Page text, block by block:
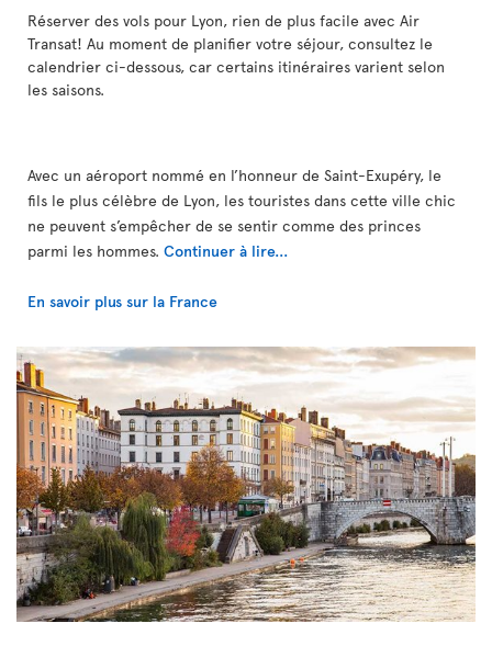
Réserver des vols pour Lyon, rien de plus facile avec Air
Transat! Au moment de planifier votre séjour, consultez le
calendrier ci-dessous, car certains itinéraires varient selon
les saisons.
Avec un aéroport nommé en l’honneur de Saint-Exupéry, le
fils le plus célèbre de Lyon, les touristes dans cette ville chic
ne peuvent s’empêcher de se sentir comme des princes
parmi les hommes. Continuer à lire...
En savoir plus sur la France